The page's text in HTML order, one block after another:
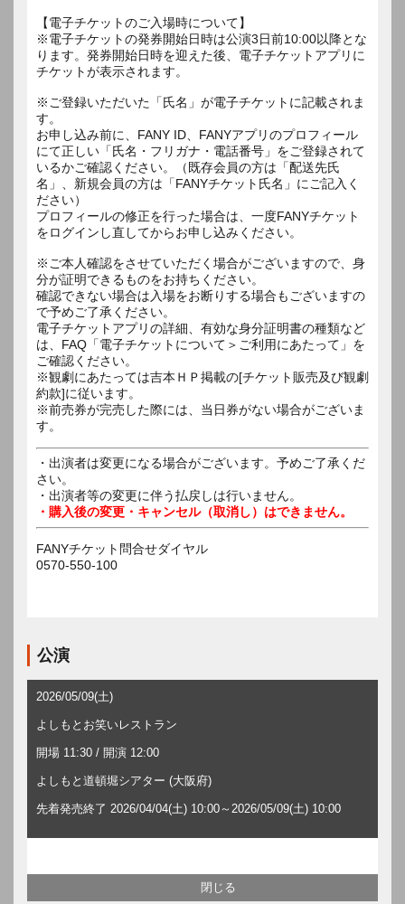
【電子チケットのご入場時について】
※電子チケットの発券開始日時は公演3日前10:00以降とな
ります。発券開始日時を迎えた後、電子チケットアプリに
チケットが表示されます。
※ご登録いただいた「氏名」が電子チケットに記載されま
す。
お申し込み前に、FANY ID、FANYアプリのプロフィール
にて正しい「氏名・フリガナ・電話番号」をご登録されて
いるかご確認ください。（既存会員の方は「配送先氏
名」、新規会員の方は「FANYチケット氏名」にご記入く
ださい）
プロフィールの修正を行った場合は、一度FANYチケット
をログインし直してからお申し込みください。
※ご本人確認をさせていただく場合がございますので、身
分が証明できるものをお持ちください。
確認できない場合は入場をお断りする場合もございますの
で予めご了承ください。
電子チケットアプリの詳細、有効な身分証明書の種類など
は、FAQ「電子チケットについて＞ご利用にあたって」を
ご確認ください。
※観劇にあたっては吉本ＨＰ掲載の[チケット販売及び観劇
約款]に従います。
※前売券が完売した際には、当日券がない場合がございま
す。
・出演者は変更になる場合がございます。予めご了承くだ
さい。
・出演者等の変更に伴う払戻しは行いません。
・購入後の変更・キャンセル（取消し）はできません。
FANYチケット問合せダイヤル
0570-550-100
公演
2026/05/09(土)
よしもとお笑いレストラン
開場 11:30 / 開演 12:00
よしもと道頓堀シアター (大阪府)
先着発売終了 2026/04/04(土) 10:00～2026/05/09(土) 10:00